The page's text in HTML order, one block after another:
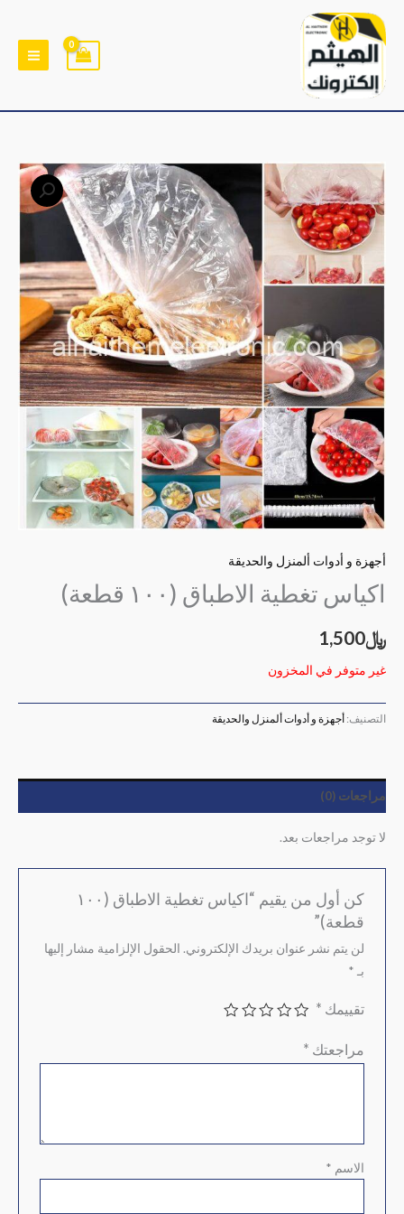
تخطي
المحتوى
أجهزة و أدوات ألمنزل والحديقة
اكياس تغطية الاطباق (١٠٠ قطعة)
﷼1,500
غير متوفر في المخزون
التصنيف: أجهزة و أدوات ألمنزل والحديقة
مراجعات (0)
لا توجد مراجعات بعد.
كن أول من يقيم “اكياس تغطية الاطباق (١٠٠
قطعة)”
لن يتم نشر عنوان بريدك الإلكتروني. الحقول الإلزامية مشار إليها
بـ *
تقييمك *
مراجعتك *
الاسم *